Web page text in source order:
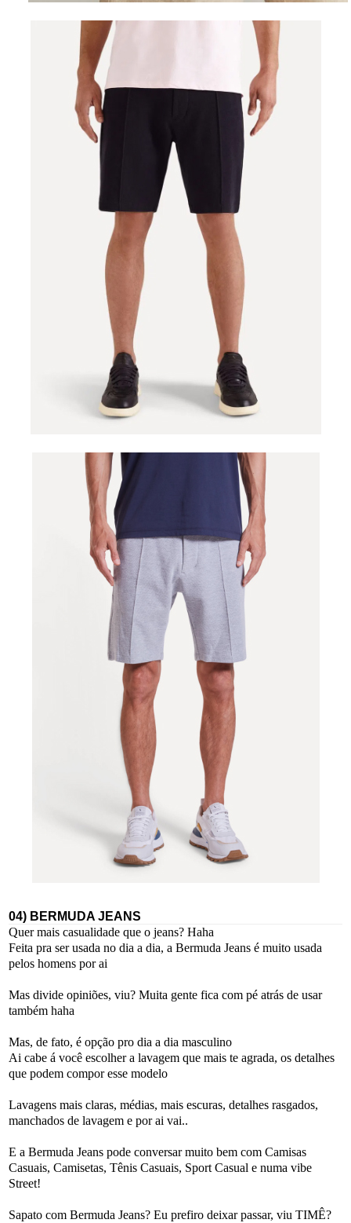
04) BERMUDA JEANS
Quer mais casualidade que o jeans? Haha
Feita pra ser usada no dia a dia, a Bermuda Jeans é muito usada
pelos homens por ai
Mas divide opiniões, viu? Muita gente fica com pé atrás de usar
também haha
Mas, de fato, é opção pro dia a dia masculino
Ai cabe á você escolher a lavagem que mais te agrada, os detalhes
que podem compor esse modelo
Lavagens mais claras, médias, mais escuras, detalhes rasgados,
manchados de lavagem e por ai vai..
E a Bermuda Jeans pode conversar muito bem com Camisas
Casuais, Camisetas, Tênis Casuais, Sport Casual e numa vibe
Street!
Sapato com Bermuda Jeans? Eu prefiro deixar passar, viu TIMÊ?